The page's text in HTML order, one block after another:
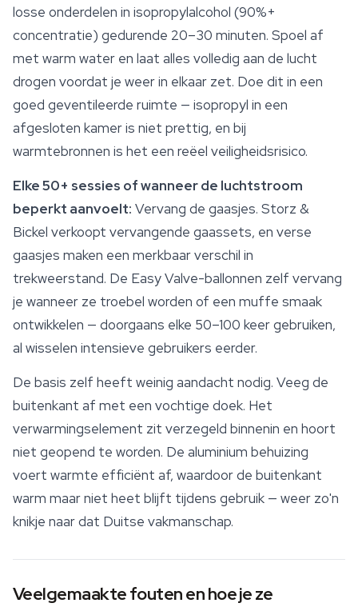
losse onderdelen in isopropylalcohol (90%+
concentratie) gedurende 20–30 minuten. Spoel af
met warm water en laat alles volledig aan de lucht
drogen voordat je weer in elkaar zet. Doe dit in een
goed geventileerde ruimte — isopropyl in een
afgesloten kamer is niet prettig, en bij
warmtebronnen is het een reëel veiligheidsrisico.
Elke 50+ sessies of wanneer de luchtstroom
beperkt aanvoelt: Vervang de gaasjes. Storz &
Bickel verkoopt vervangende gaassets, en verse
gaasjes maken een merkbaar verschil in
trekweerstand. De Easy Valve-ballonnen zelf vervang
je wanneer ze troebel worden of een muffe smaak
ontwikkelen — doorgaans elke 50–100 keer gebruiken,
al wisselen intensieve gebruikers eerder.
De basis zelf heeft weinig aandacht nodig. Veeg de
buitenkant af met een vochtige doek. Het
verwarmingselement zit verzegeld binnenin en hoort
niet geopend te worden. De aluminium behuizing
voert warmte efficiënt af, waardoor de buitenkant
warm maar niet heet blijft tijdens gebruik — weer zo'n
knikje naar dat Duitse vakmanschap.
Veelgemaakte fouten en hoe je ze